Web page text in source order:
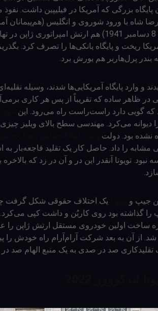
بزرگی که آمریکا در فیلیپین داشت. نفوذ
می‌شد. شهریور سال 1320 رضا شاه با ورود شوروی و انگلیس
17 آذر همان سال (مطابق با 8 دسامبر 1941) هم ارتش
بندر پرل‌هاربر هم یورش برد.
و وارد پایگاه آمریکایی‌ها شدند، وسیله
در ظاهر ساده که تقریباً از پس هر کاری
گویی دارد راست‌راست راه می‌رود. این
دیوانه می‌کرد. مهندسی سطح بالای ویلیز چیزی
نشده بود. دولت
یک اختلاف حقوقی شکل گرفت
را گذاشته بود روی کاربُن و داشت کپی
ساخت اولین خودروی مستقل ارتش ژاپن را
تقلیدکاری صد در صدی به یک منبع الهام صد